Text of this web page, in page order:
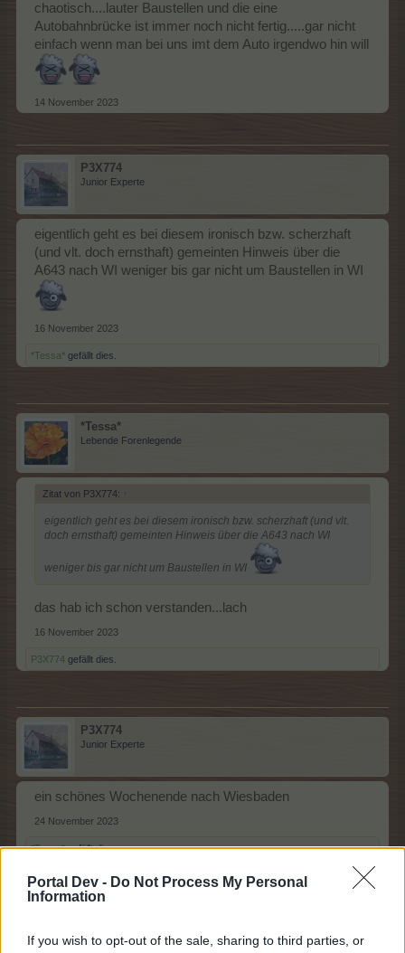
Portal Dev - Do Not Process My Personal
Information
If you wish to opt-out of the sale, sharing to third parties, or
chaotisch....lauter Baustellen und die eine
Autobahnbrücke ist immer noch nicht fertig.....gar nicht
einfach wenn man bei uns imt dem Auto irgendwo hin will
14 November 2023
P3X774
Junior Experte
eigentlich geht es bei diesem ironisch bzw. scherzhaft
(und vlt. doch ernsthaft) gemeinten Hinweis über die
A643 nach WI weniger bis gar nicht um Baustellen in WI
16 November 2023
*Tessa* gefällt dies.
*Tessa*
Lebende Forenlegende
Zitat von P3X774: ↑
eigentlich geht es bei diesem ironisch bzw. scherzhaft (und vlt.
doch ernsthaft) gemeinten Hinweis über die A643 nach WI
weniger bis gar nicht um Baustellen in WI
das hab ich schon verstanden...lach
16 November 2023
P3X774 gefällt dies.
P3X774
Junior Experte
ein schönes Wochenende nach Wiesbaden
24 November 2023
*Tessa*gefällt dies.